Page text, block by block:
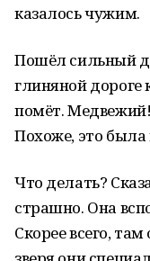
казалось чужим.
Пошёл сильный
глиняной
помёт.
Похоже, это
Что делать?
страшно. Она
Скорее всего,